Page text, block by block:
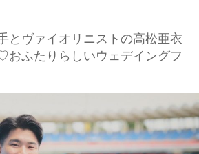
とヴァイオリニストの高松亜衣
おふたりらしいウェデイングフ